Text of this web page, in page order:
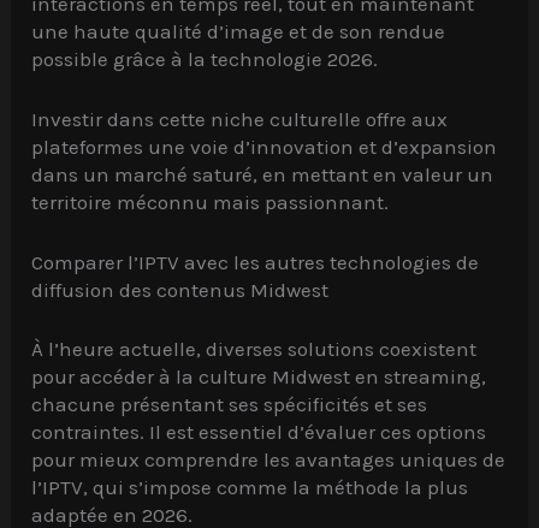
une haute qualité d’image et de son rendue
possible grâce à la technologie 2026.
Investir dans cette niche culturelle offre aux
plateformes une voie d’innovation et d’expansion
dans un marché saturé, en mettant en valeur un
territoire méconnu mais passionnant.
Comparer l’IPTV avec les autres technologies de
diffusion des contenus Midwest
À l’heure actuelle, diverses solutions coexistent
pour accéder à la culture Midwest en streaming,
chacune présentant ses spécificités et ses
contraintes. Il est essentiel d’évaluer ces options
pour mieux comprendre les avantages uniques de
l’IPTV, qui s’impose comme la méthode la plus
adaptée en 2026.